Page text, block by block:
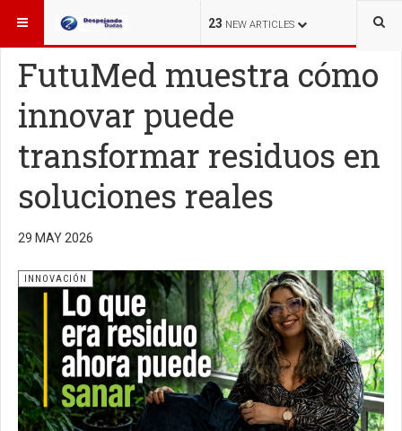
23 NEW ARTICLES
ESTÁ AQUÍ: INNOVACIÓN
FutuMed muestra cómo
innovar puede
transformar residuos en
soluciones reales
29 MAY 2026
INNOVACIÓN